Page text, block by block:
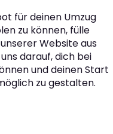
für deinen Umzug
zu können, fülle
Website aus
darauf, dich bei
und deinen Start
zu gestalten.